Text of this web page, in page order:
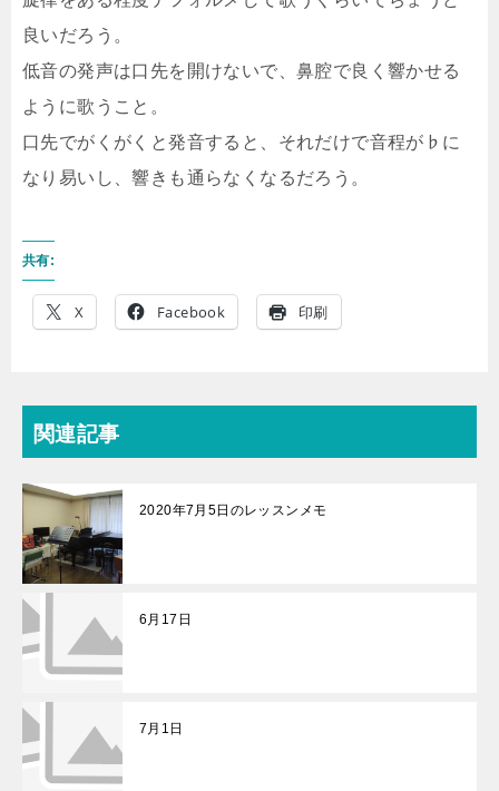
良いだろう。
低音の発声は口先を開けないで、鼻腔で良く響かせる
ように歌うこと。
口先でがくがくと発音すると、それだけで音程が♭に
なり易いし、響きも通らなくなるだろう。
共有:
X Facebook 印刷
関連記事
2020年7月5日のレッスンメモ
6月17日
7月1日